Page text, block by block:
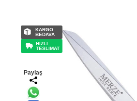
KARGO
BEDAVA
HIZLI
TESLİMAT
Paylaş